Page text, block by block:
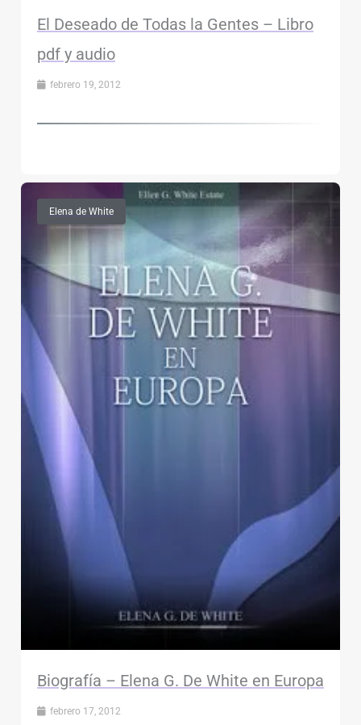
El Deseado de Todas la Gentes – Libro
pdf y audio
febrero 19, 2012
Elena de White
Biografía – Elena G. De White en Europa
febrero 17, 2012